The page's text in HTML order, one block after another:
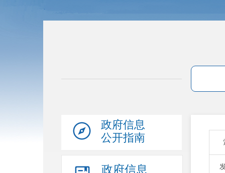
政府信息
公开指南
政府信息